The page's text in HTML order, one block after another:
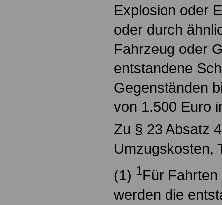
Explosion oder
oder durch
Fahrzeug oder
entstandene
Gegenständen
von 1.500 Euro
Zu § 23 Absatz
Umzugskosten,
(1) 1Für
werden die